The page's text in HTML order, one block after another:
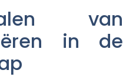
van
in de